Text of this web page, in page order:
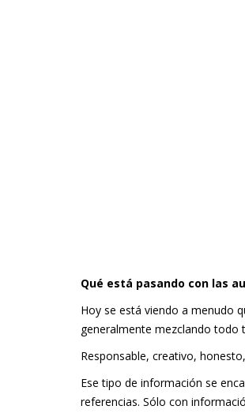
Qué está pasando con las
Hoy se está viendo a menudo
generalmente mezclando todo
Responsable, creativo,
Ese tipo de información se
referencias. Sólo con